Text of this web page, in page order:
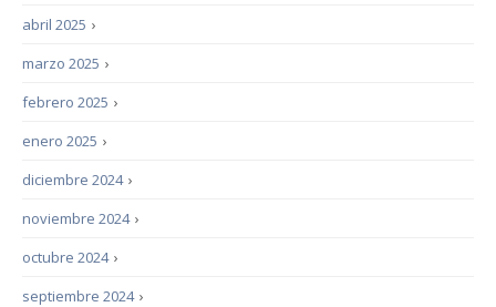
›
abril 2025
›
marzo 2025
›
febrero 2025
›
enero 2025
›
diciembre 2024
›
noviembre 2024
›
octubre 2024
›
septiembre 2024